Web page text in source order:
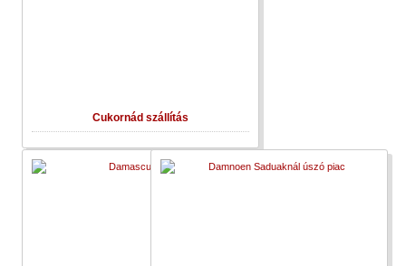
Cukornád szállítás